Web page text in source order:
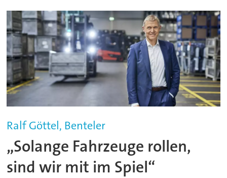
Ralf Göttel, Benteler
„Solange Fahrzeuge rollen,
sind wir mit im Spiel“